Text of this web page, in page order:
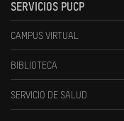
SERVICIOS PUCP
CAMPUS VIRTUAL
BIBLIOTECA
SERVICIO DE SALUD